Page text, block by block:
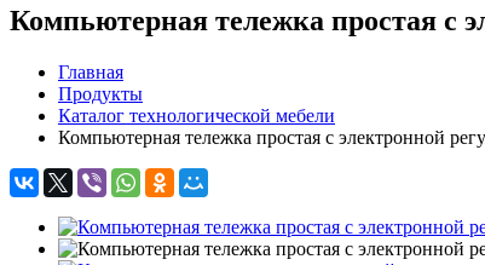
Компьютерная тележка простая с
Главная
Продукты
Каталог технологической мебели
Компьютерная тележка простая с электронной